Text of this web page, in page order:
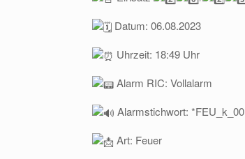
Datum: 06.08.2023
Uhrzeit: 18:49 Uhr
Alarm RIC: Vollalarm
Alarmstichwort: *FEU_k_00
Art: Feuer